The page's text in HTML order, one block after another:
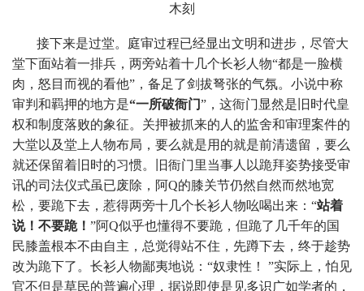
木刻
接下来是过堂。庭审过程已经显出文明和进步，尽管大
堂下面站着一排兵，两旁站着十几个长衫人物“都是一脸横
肉，怒目而视的看他”，备足了剑拔弩张的气氛。小说中称
审判和羁押的地方是“一所破衙门”，这衙门显然是旧时代皇
权和制度落败的象征。关押被抓来的人的监舍和审理案件的
大堂以及堂上人物布局，要么就是用的就是前清遗留，要么
就还保留着旧时的习惯。旧衙门里当事人以跪拜姿势接受审
讯的司法仪式虽已废除，阿Q的膝关节仍然自然而然地宽
松，要跪下去，惹得两旁十几个长衫人物吆喝出来：“站着
说！不要跪！ ”阿Q似乎也懂得不要跪，但跪了几千年的国
民膝盖根本不由自主，总觉得站不住，先蹲下去，终于趁势
改为跪下了。长衫人物鄙夷地说：“奴隶性！ ”实际上，怕见
官不但是草民的普遍心理，据说即使是见多识广如学者的，